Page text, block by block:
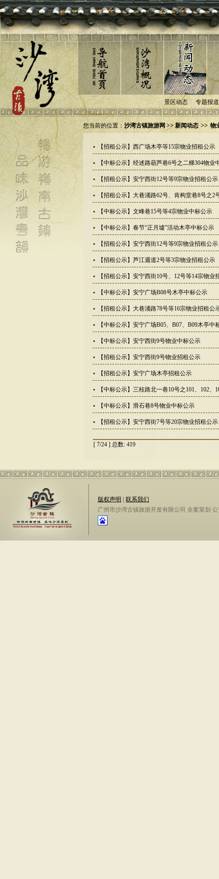
景区动态 专题报道
您当前的位置： 沙湾古镇旅游网 >> 新闻动态 >> 物
【招租公示】西广场木亭等15宗物业招租公示
【中标公示】经述路葫芦巷6号之二梯304物业
【招租公示】安宁西街12号等9宗物业招租公示
【招租公示】大巷涌路62号、肯构堂巷8号之2
【中标公示】文峰巷15号等4宗物业中标公示
【中标公示】春节“正月墟”活动木亭中标公示
【招租公示】安宁西街12号等9宗物业招租公示
【招租公示】芦江週道2号等3宗物业招租公示
【招租公示】安宁西街10号、12号等14宗物业
【中标公示】安宁广场B08号木亭中标公示
【招租公示】大巷涌路78号等16宗物业招租公
【中标公示】安宁广场B05、B07、B09木亭中
【中标公示】安宁西街9号物业中标公示
【招租公示】安宁西街9号物业招租公示
【招租公示】安宁广场木亭招租公示
【中标公示】三桂路北一巷10号之101、102、
【中标公示】滑石巷8号物业中标公示
【招租公示】安宁西街7号等20宗物业招租公示
[ 7/24 ] 总数: 419
版权声明
联系我们
广州市沙湾古镇旅游开发有限公司 全案策划